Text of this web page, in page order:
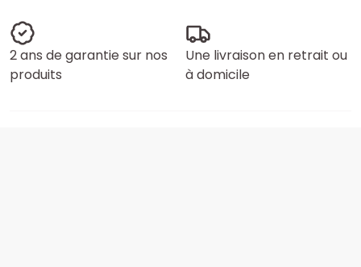
2 ans de garantie sur nos
produits
Une livraison en retrait ou
à domicile